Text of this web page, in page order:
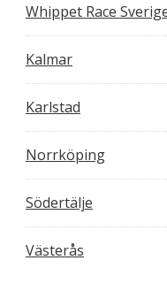
Whippet Race
Kalmar
Karlstad
Norrköping
Södertälje
Västerås